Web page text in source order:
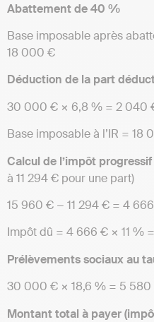
Abattement de 40 %
Base imposable après
18 000 €
Déduction de la part
30 000 € × 6,8 % = 2 040
Base imposable à l’IR =
Calcul de l’impôt progressif
à 11 294 € pour une part)
15 960 € − 11 294 € = 4
Impôt dû = 4 666 € × 11 %
Prélèvements sociaux au
30 000 € × 18,6 % = 5
Montant total à payer